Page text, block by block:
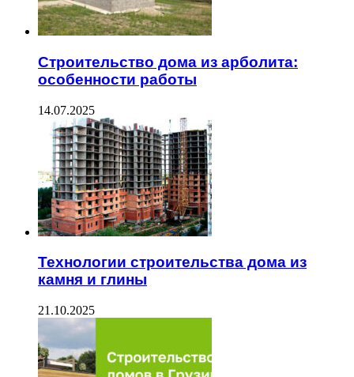
Строительство дома из арболита:
особенности работы
14.07.2025
Технологии строительства дома из
камня и глины
21.10.2025